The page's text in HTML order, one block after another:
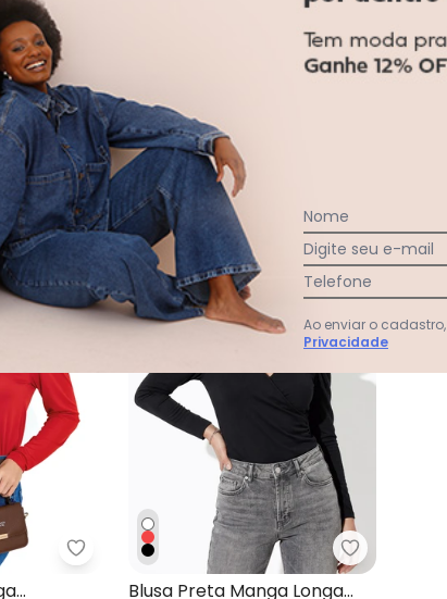
Helanca com Botões
Moda Pop - Blusa Manga Longa Vermelha
Moda Pop
Blusa Preta Manga Longa
Nome
Digite seu e-mail
Telefone
Ao enviar o
Privacidade